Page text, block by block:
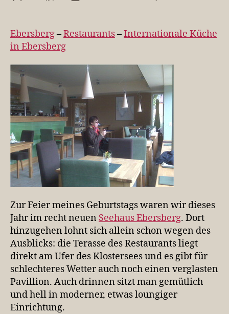
in
Ebersberg–Restaurants–Internationale Küche
in Ebersberg
Zur Feier meines Geburtstags waren wir dieses
Jahr im recht neuen Seehaus Ebersberg. Dort
hinzugehen lohnt sich allein schon wegen des
Ausblicks: die Terasse des Restaurants liegt
direkt am Ufer des Klostersees und es gibt für
schlechteres Wetter auch noch einen verglasten
Pavillion. Auch drinnen sitzt man gemütlich
und hell in moderner, etwas loungiger
Einrichtung.